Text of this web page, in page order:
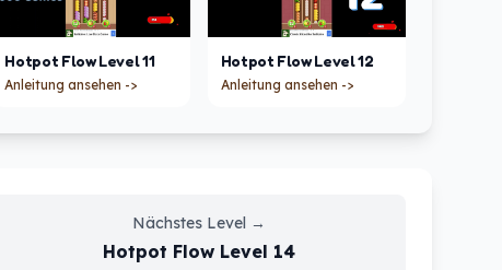
Hotpot Flow Level11
Anleitung ansehen ->
Hotpot FlowLevel12
Anleitung ansehen ->
Nächstes Level→
Hotpot Flow Level 14